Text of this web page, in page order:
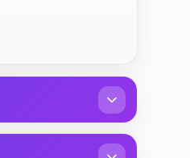
et créée par le